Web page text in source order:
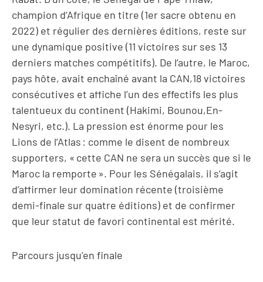
champion d’Afrique en titre (1er sacre obtenu en
2022) et régulier des dernières éditions, reste sur
une dynamique positive (11 victoires sur ses 13
derniers matches compétitifs). De l’autre, le Maroc,
pays hôte, avait enchaîné avant la CAN,18 victoires
consécutives et affiche l’un des effectifs les plus
talentueux du continent (Hakimi, Bounou,En-
Nesyri, etc.). La pression est énorme pour les
Lions de l’Atlas : comme le disent de nombreux
supporters, « cette CAN ne sera un succès que si le
Maroc la remporte ». Pour les Sénégalais, il s’agit
d’affirmer leur domination récente (troisième
demi-finale sur quatre éditions) et de confirmer
que leur statut de favori continental est mérité.
Parcours jusqu’en finale